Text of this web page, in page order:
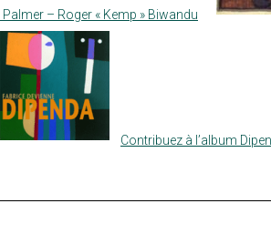
– Roger « Kemp » Biwandu
Contribuez à l’album